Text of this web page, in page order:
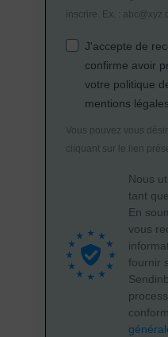
inscrire. Ex. :
J'accepte de
confirme avoir
votre politique
mentions
Vous pouvez vous
cliquant sur le lien
Nous
tant
En
vous
fournir